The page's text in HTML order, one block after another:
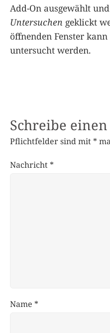
Add-On ausgewählt
Untersuchen geklickt
öffnenden Fenster
untersucht werden.
Schreibe
Pflichtfelder sind mit *
Nachricht *
Name *